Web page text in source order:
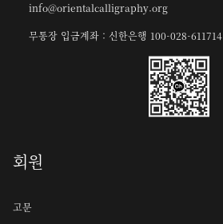
info@orientalcalligraphy.org
무통장 입금계좌 : 신한은행 100-028-611714
회원
고문